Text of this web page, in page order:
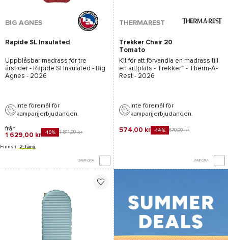
BIG AGNES
Rapide SL Insulated
Uppblåsbar madrass för tre
årstider - Rapide Sl Insulated - Big
Agnes - 2026
Inte föremål för
kampanjerbjudanden.
från
1 629,00 kr -10% 1 811,00 kr
Finns i 2 färg
JÄMFÖRA
THERMAREST
Trekker Chair 20
Tomato
Kit för att förvandla en madrass till
en sittplats -
Trekker™ - Therm-A-
Rest - 2026
Inte föremål för
kampanjerbjudanden.
574,00 kr -14% 670,00 kr
JÄMFÖRA